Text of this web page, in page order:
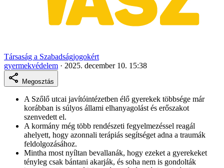
Társaság a Szabadságjogokért
gyermekvédelem · 2025. december 10. 15:38
Megosztás
A Szőlő utcai javítóintézetben élő gyerekek többsége már
korábban is súlyos állami elhanyagolást és erőszakot
szenvedett el.
A kormány még több rendészeti fegyelmezéssel reagál
ahelyett, hogy azonnali terápiás segítséget adna a traumák
feldolgozásához.
Mintha most nyíltan bevallanák, hogy ezeket a gyerekeket
tényleg csak bántani akarják, és soha nem is gondolták